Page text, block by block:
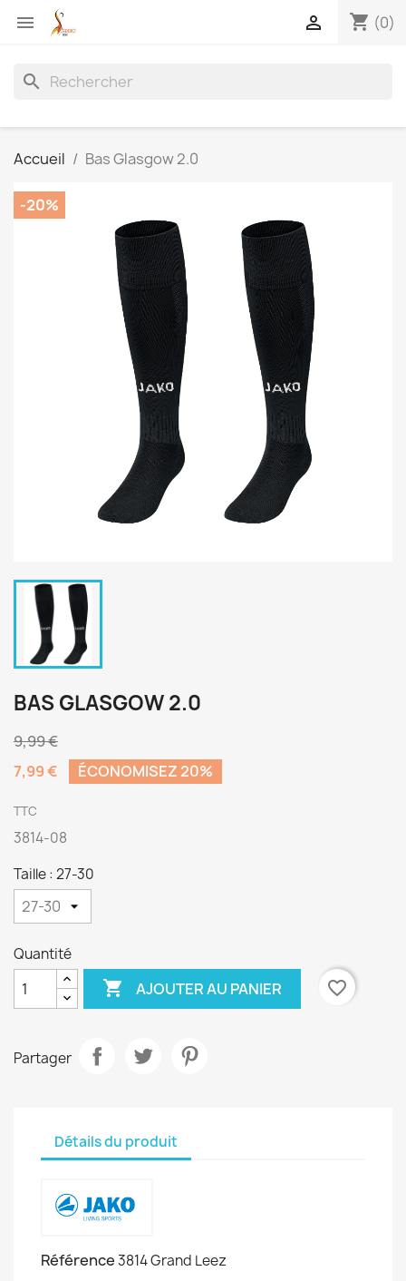
 shopping_cart (0)

search
Accueil Bas Glasgow 2.0
-20%
BAS GLASGOW 2.0
9,99 €
7,99 €
ÉCONOMISEZ 20%
TTC
3814-08
Taille : 27-30
Quantité
 AJOUTER AU PANIER favorite_border
Partager
Détails du produit
Référence3814 Grand Leez